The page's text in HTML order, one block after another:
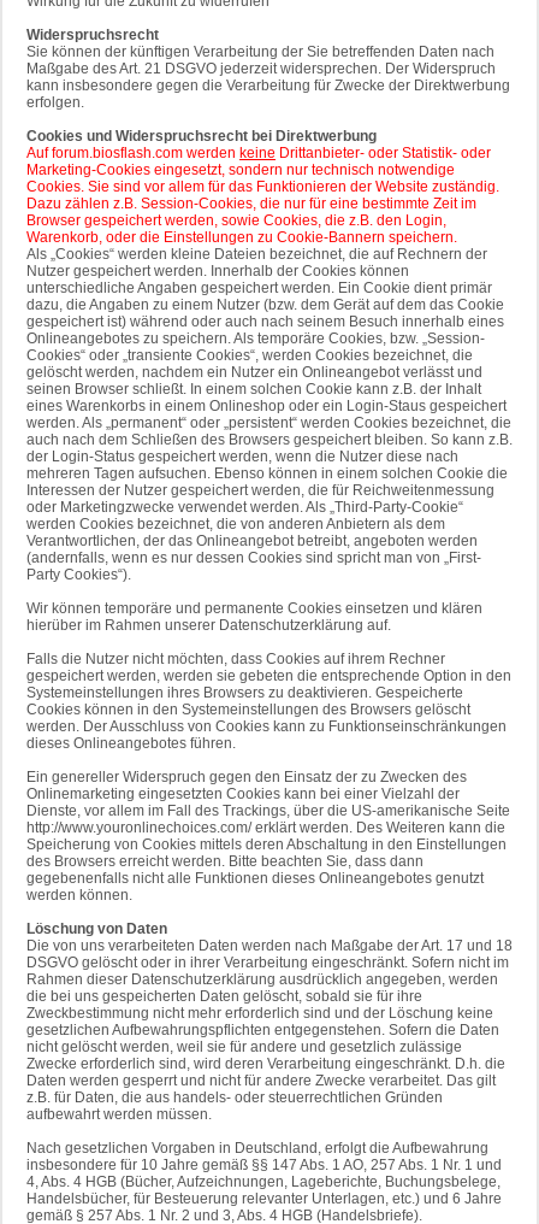
Widerspruchsrecht
Sie können der künftigen Verarbeitung der Sie betreffenden Daten nach
Maßgabe des Art. 21 DSGVO jederzeit widersprechen. Der Widerspruch
kann insbesondere gegen die Verarbeitung für Zwecke der Direktwerbung
erfolgen.
Cookies und Widerspruchsrecht bei Direktwerbung
Auf forum.biosflash.com werden keine Drittanbieter- oder Statistik- oder
Marketing-Cookies eingesetzt, sondern nur technisch notwendige
Cookies. Sie sind vor allem für das Funktionieren der Website zuständig.
Dazu zählen z.B. Session-Cookies, die nur für eine bestimmte Zeit im
Browser gespeichert werden, sowie Cookies, die z.B. den Login,
Warenkorb, oder die Einstellungen zu Cookie-Bannern speichern.
Als „Cookies“ werden kleine Dateien bezeichnet, die auf Rechnern der
Nutzer gespeichert werden. Innerhalb der Cookies können
unterschiedliche Angaben gespeichert werden. Ein Cookie dient primär
dazu, die Angaben zu einem Nutzer (bzw. dem Gerät auf dem das Cookie
gespeichert ist) während oder auch nach seinem Besuch innerhalb eines
Onlineangebotes zu speichern. Als temporäre Cookies, bzw. „Session-
Cookies“ oder „transiente Cookies“, werden Cookies bezeichnet, die
gelöscht werden, nachdem ein Nutzer ein Onlineangebot verlässt und
seinen Browser schließt. In einem solchen Cookie kann z.B. der Inhalt
eines Warenkorbs in einem Onlineshop oder ein Login-Staus gespeichert
werden. Als „permanent“ oder „persistent“ werden Cookies bezeichnet, die
auch nach dem Schließen des Browsers gespeichert bleiben. So kann z.B.
der Login-Status gespeichert werden, wenn die Nutzer diese nach
mehreren Tagen aufsuchen. Ebenso können in einem solchen Cookie die
Interessen der Nutzer gespeichert werden, die für Reichweitenmessung
oder Marketingzwecke verwendet werden. Als „Third-Party-Cookie“
werden Cookies bezeichnet, die von anderen Anbietern als dem
Verantwortlichen, der das Onlineangebot betreibt, angeboten werden
(andernfalls, wenn es nur dessen Cookies sind spricht man von „First-
Party Cookies“).
Wir können temporäre und permanente Cookies einsetzen und klären
hierüber im Rahmen unserer Datenschutzerklärung auf.
Falls die Nutzer nicht möchten, dass Cookies auf ihrem Rechner
gespeichert werden, werden sie gebeten die entsprechende Option in den
Systemeinstellungen ihres Browsers zu deaktivieren. Gespeicherte
Cookies können in den Systemeinstellungen des Browsers gelöscht
werden. Der Ausschluss von Cookies kann zu Funktionseinschränkungen
dieses Onlineangebotes führen.
Ein genereller Widerspruch gegen den Einsatz der zu Zwecken des
Onlinemarketing eingesetzten Cookies kann bei einer Vielzahl der
Dienste, vor allem im Fall des Trackings, über die US-amerikanische Seite
http://www.youronlinechoices.com/ erklärt werden. Des Weiteren kann die
Speicherung von Cookies mittels deren Abschaltung in den Einstellungen
des Browsers erreicht werden. Bitte beachten Sie, dass dann
gegebenenfalls nicht alle Funktionen dieses Onlineangebotes genutzt
werden können.
Löschung von Daten
Die von uns verarbeiteten Daten werden nach Maßgabe der Art. 17 und 18
DSGVO gelöscht oder in ihrer Verarbeitung eingeschränkt. Sofern nicht im
Rahmen dieser Datenschutzerklärung ausdrücklich angegeben, werden
die bei uns gespeicherten Daten gelöscht, sobald sie für ihre
Zweckbestimmung nicht mehr erforderlich sind und der Löschung keine
gesetzlichen Aufbewahrungspflichten entgegenstehen. Sofern die Daten
nicht gelöscht werden, weil sie für andere und gesetzlich zulässige
Zwecke erforderlich sind, wird deren Verarbeitung eingeschränkt. D.h. die
Daten werden gesperrt und nicht für andere Zwecke verarbeitet. Das gilt
z.B. für Daten, die aus handels- oder steuerrechtlichen Gründen
aufbewahrt werden müssen.
Nach gesetzlichen Vorgaben in Deutschland, erfolgt die Aufbewahrung
insbesondere für 10 Jahre gemäß §§ 147 Abs. 1 AO, 257 Abs. 1 Nr. 1 und
4, Abs. 4 HGB (Bücher, Aufzeichnungen, Lageberichte, Buchungsbelege,
Handelsbücher, für Besteuerung relevanter Unterlagen, etc.) und 6 Jahre
gemäß § 257 Abs. 1 Nr. 2 und 3, Abs. 4 HGB (Handelsbriefe).